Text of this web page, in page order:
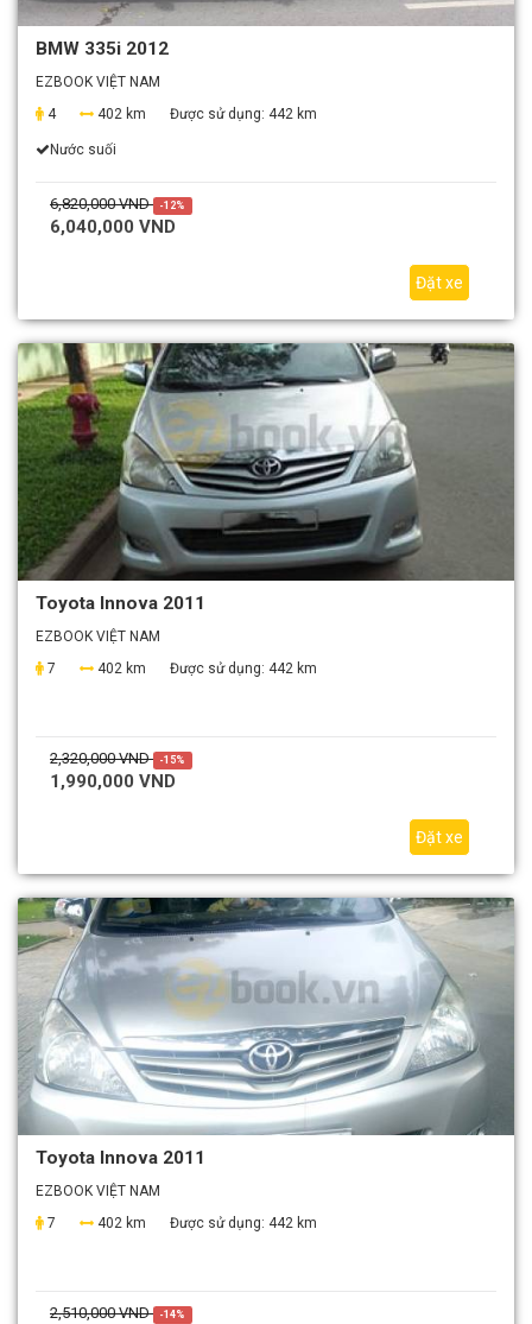
BMW 335i 2012
EZBOOK VIỆT NAM
4
402 km Được sử dụng: 442 km
Nước suối
6,820,000 VND -12%
6,040,000 VND
Đặt xe
Toyota Innova 2011
EZBOOK VIỆT NAM
7
402 km Được sử dụng: 442 km
2,320,000 VND -15%
1,990,000 VND
Đặt xe
Toyota Innova 2011
EZBOOK VIỆT NAM
7
402 km Được sử dụng: 442 km
2,510,000 VND -14%